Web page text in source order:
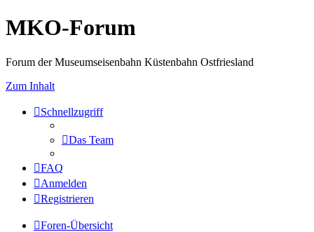
MKO-Forum
Forum der Museumseisenbahn Küstenbahn Ostfriesland
Zum Inhalt
Schnellzugriff
Das Team
FAQ
Anmelden
Registrieren
Foren-Übersicht